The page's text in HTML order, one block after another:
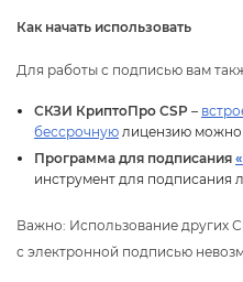
Как начать использовать
Для работы с подписью вам
СКЗИ КриптоПро CSP –
ессрочную лицензию можно
Программа для подписания
инструмент для подписания
ажно: Использование других
с электронной подписью